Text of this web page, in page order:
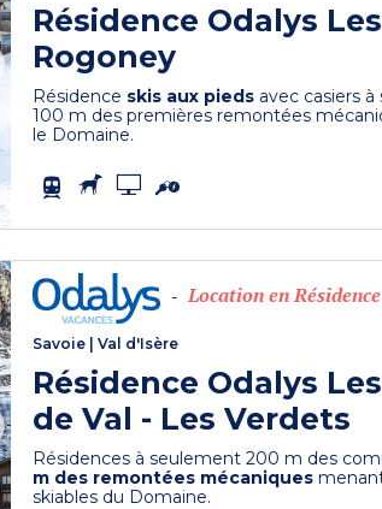
Résidence Odalys
Rogoney
Résidence skis aux pieds avec casiers
100 m des premières remontées
le Domaine.
- Location en
Savoie |Val d'Isère
Résidence Odalys
de Val - Les Verdets
Résidences à seulement 200 m des
m des remontées mécaniques
skiables du Domaine.